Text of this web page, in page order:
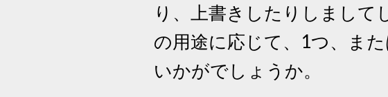
り、上書きしたりしまして
の用途に応じて、1つ、ま
いかがでしょうか。